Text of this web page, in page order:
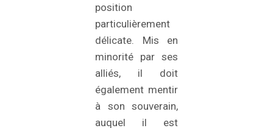
position
particulièrement
délicate. Mis en
minorité par ses
alliés, il doit
également mentir
à son souverain,
auquel il est